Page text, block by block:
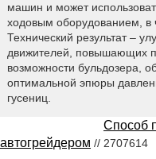
машин и может
ходовым оборудованием, в
Технический результат –
движителей, повышающих
возможности бульдозера,
оптимальной эпюры
гусениц.
Способ
автогрейдером // 2707614